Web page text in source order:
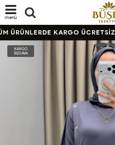
menü
ÜRÜNLERDE KARGO ÜCRETSİZ!
KARGO
BEDAVA